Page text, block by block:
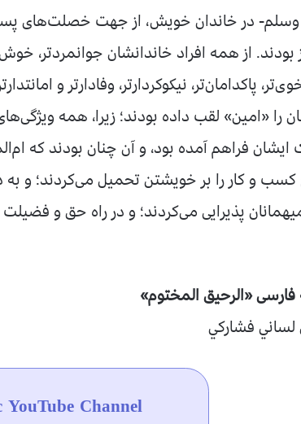
وسلم- در خاندان خویش، از جهت خصلت‌های
از همه افراد خاندانشان جوانمردتر،
پاکدامان‌تر، نیکوکردارتر، وفادارتر و
را «امین» لقب داده بودند؛ زیرا، همه
ایشان فراهم آمده بود، و آن چنان بودند که
کسب و کار را بر خویشتن تحمیل می‌کردند؛ و به
پذیرایی می‌کردند؛ و در راه حق و
«الرحيق المختوم»
لساني فشارکي
Channel